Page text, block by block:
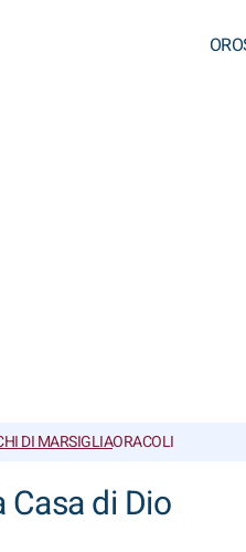
DI MARSIGLIAORACOLI
Casa di Dio